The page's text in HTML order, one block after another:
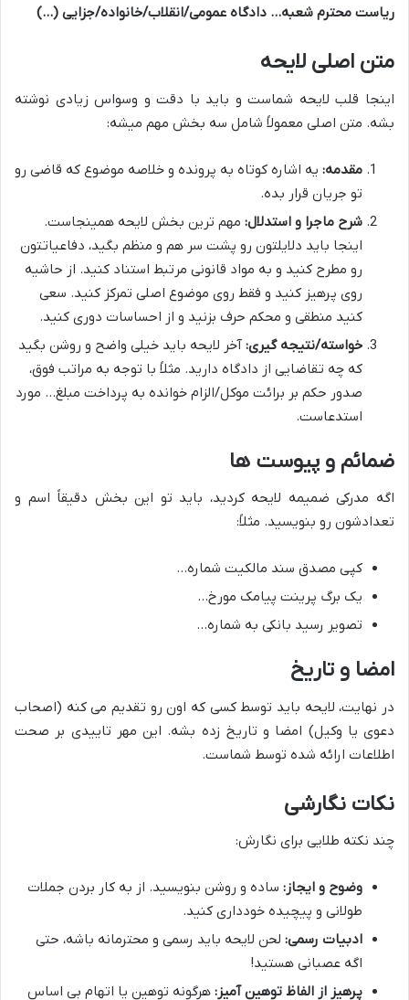
ریاست محترم شعبه… دادگاه عمومی/انقلاب/خانواده/جزایی (…)
متن اصلی لایحه
اینجا قلب لایحه شماست و باید با دقت و وسواس زیادی نوشته
بشه. متن اصلی معمولاً شامل سه بخش مهم میشه:
مقدمه: یه اشاره کوتاه به پرونده و خلاصه موضوع که قاضی رو
تو جریان قرار بده.
شرح ماجرا و استدلال: مهم ترین بخش لایحه همینجاست.
اینجا باید دلایلتون رو پشت سر هم و منظم بگید، دفاعیاتتون
رو مطرح کنید و به مواد قانونی مرتبط استناد کنید. از حاشیه
روی پرهیز کنید و فقط روی موضوع اصلی تمرکز کنید. سعی
کنید منطقی و محکم حرف بزنید و از احساسات دوری کنید.
خواسته/نتیجه گیری: آخر لایحه باید خیلی واضح و روشن بگید
که چه تقاضایی از دادگاه دارید. مثلاً با توجه به مراتب فوق،
صدور حکم بر برائت موکل/الزام خوانده به پرداخت مبلغ… مورد
استدعاست.
ضمائم و پیوست ها
اگه مدرکی ضمیمه لایحه کردید، باید تو این بخش دقیقاً اسم و
تعدادشون رو بنویسید. مثلاً:
کپی مصدق سند مالکیت شماره…
یک برگ پرینت پیامک مورخ…
تصویر رسید بانکی به شماره…
امضا و تاریخ
در نهایت، لایحه باید توسط کسی که اون رو تقدیم می کنه (اصحاب
دعوی یا وکیل) امضا و تاریخ زده بشه. این مهر تاییدی بر صحت
اطلاعات ارائه شده توسط شماست.
نکات نگارشی
چند نکته طلایی برای نگارش:
وضوح و ایجاز: ساده و روشن بنویسید. از به کار بردن جملات
طولانی و پیچیده خودداری کنید.
ادبیات رسمی: لحن لایحه باید رسمی و محترمانه باشه، حتی
اگه عصبانی هستید!
پرهیز از الفاظ توهین آمیز: هرگونه توهین یا اتهام بی اساس